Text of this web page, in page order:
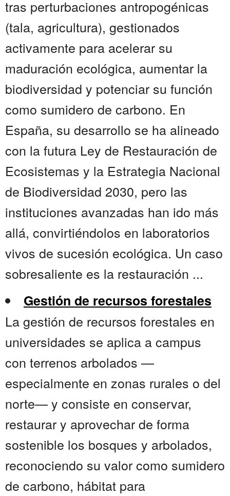
tras perturbaciones antropogénicas
(tala, agricultura), gestionados
activamente para acelerar su
maduración ecológica, aumentar la
biodiversidad y potenciar su función
como sumidero de carbono. En
España, su desarrollo se ha alineado
con la futura Ley de Restauración de
Ecosistemas y la Estrategia Nacional
de Biodiversidad 2030, pero las
instituciones avanzadas han ido más
allá, convirtiéndolos en laboratorios
vivos de sucesión ecológica. Un caso
sobresaliente es la restauración ...
Gestión de recursos forestales
La gestión de recursos forestales en
universidades se aplica a campus
con terrenos arbolados —
especialmente en zonas rurales o del
norte— y consiste en conservar,
restaurar y aprovechar de forma
sostenible los bosques y arbolados,
reconociendo su valor como sumidero
de carbono, hábitat para